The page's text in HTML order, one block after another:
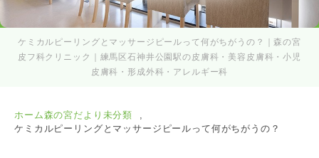
ケミカルピーリングとマッサージピールって何がちがうの？｜森の宮
皮フ科クリニック｜練馬区石神井公園駅の皮膚科・美容皮膚科・小児
皮膚科・形成外科・アレルギー科
ホーム森の宮だより 未分類
ケミカルピーリングとマッサージピールって何がちがうの？